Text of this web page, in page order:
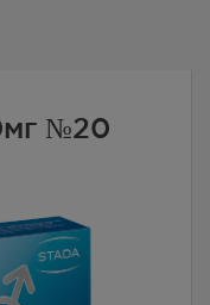
№20